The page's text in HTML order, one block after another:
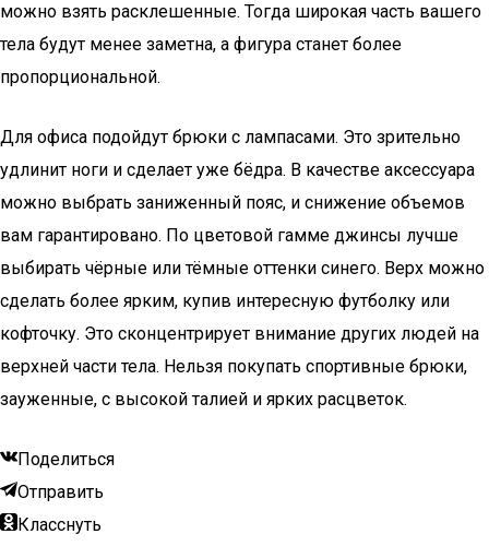
можно взять расклешенные. Тогда широкая часть вашего
тела будут менее заметна, а фигура станет более
пропорциональной.
Для офиса подойдут брюки с лампасами. Это зрительно
удлинит ноги и сделает уже бёдра. В качестве аксессуара
можно выбрать заниженный пояс, и снижение объемов
вам гарантировано. По цветовой гамме джинсы лучше
выбирать чёрные или тёмные оттенки синего. Верх можно
сделать более ярким, купив интересную футболку или
кофточку. Это сконцентрирует внимание других людей на
верхней части тела. Нельзя покупать спортивные брюки,
зауженные, с высокой талией и ярких расцветок.
Поделиться
Отправить
Класснуть